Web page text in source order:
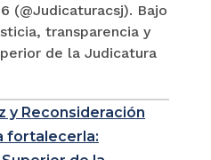
(@Judicaturacsj). Bajo
transparencia y
de la Judicatura
y Reconsideración
fortalecerla: